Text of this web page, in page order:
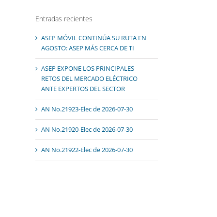
Entradas recientes
ASEP MÓVIL CONTINÚA SU RUTA EN
AGOSTO: ASEP MÁS CERCA DE TI
ASEP EXPONE LOS PRINCIPALES
RETOS DEL MERCADO ELÉCTRICO
ANTE EXPERTOS DEL SECTOR
AN No.21923-Elec de 2026-07-30
AN No.21920-Elec de 2026-07-30
AN No.21922-Elec de 2026-07-30